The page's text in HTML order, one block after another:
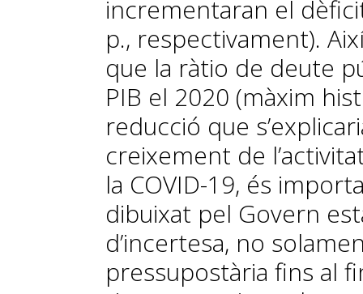
incrementaran el
p., respectivament).
que la ràtio de deute
PIB el 2020 (màxim
reducció que
creixement de
la COVID-19, és
dibuixat pel Govern
d’incertesa, no
pressupostària fins al